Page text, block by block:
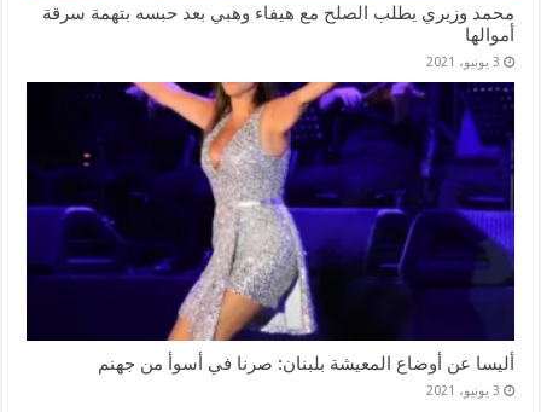
محمد وزيري يطلب الصلح مع هيفاء وهبي بعد حبسه بتهمة سرقة
أموالها
3 يونيو، 2021
أليسا عن أوضاع المعيشة بلبنان: صرنا في أسوأ من جهنم
3 يونيو، 2021